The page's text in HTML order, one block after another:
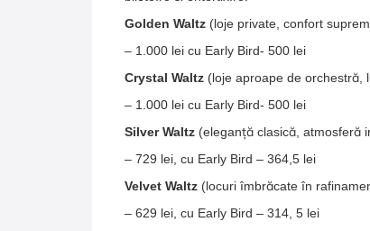
Golden Waltz (loje private, confort
– 1.000 lei cu Early Bird- 500 lei
Crystal Waltz (loje aproape de orchestră,
– 1.000 lei cu Early Bird- 500 lei
Silver Waltz (eleganță clasică, atmosferă
– 729 lei, cu Early Bird – 364,5 lei
Velvet Waltz (locuri îmbrăcate în
– 629 lei, cu Early Bird – 314, 5 lei